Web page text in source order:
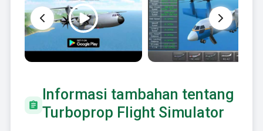
Informasi tambahan tentang
Turboprop Flight Simulator